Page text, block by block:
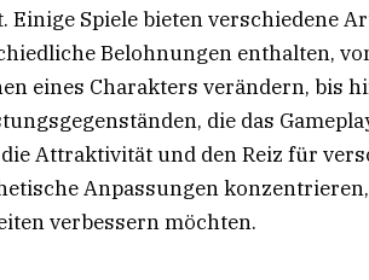
Einige Spiele bieten verschiedene
Belohnungen enthalten,
eines Charakters verändern, bis
die das
Attraktivität und den Reiz für
Anpassungen
verbessern möchten.